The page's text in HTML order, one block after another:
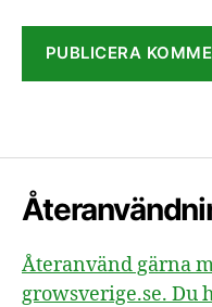
Återanvänd gärna
growsverige.se. Du